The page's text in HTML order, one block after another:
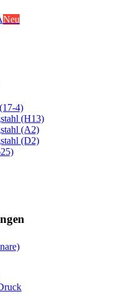
Neu
4)
(H13)
(A2)
(D2)